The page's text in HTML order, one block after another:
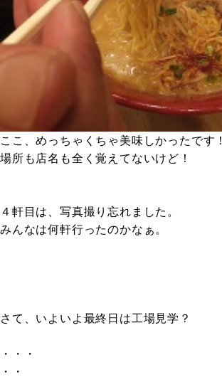
ここ、めっちゃくちゃ美味しかったです！
場所も店名も全く覚えてないけど！
４軒目は、写真撮り忘れました。
みんなは何軒行ったのかなぁ。
さて、いよいよ最終日は工場見学？
・・・
・・